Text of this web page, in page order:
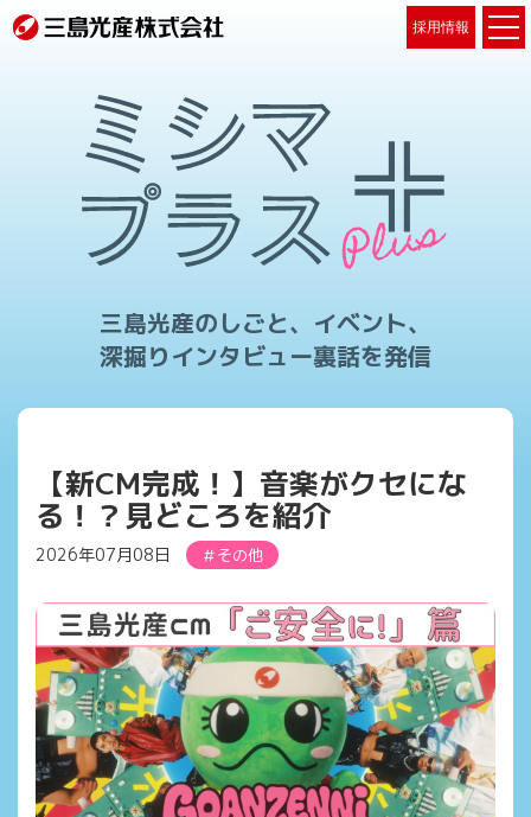
採用情報
三島光産のしごと、イベント、
深掘りインタビュー裏話を発信
【新CM完成！】音楽がクセにな
る！？見どころを紹介
2026年07月08日 その他